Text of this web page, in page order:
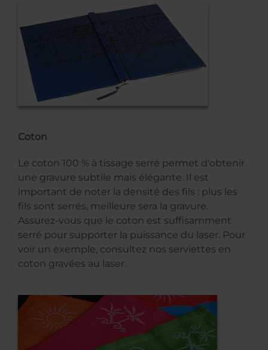
Coton
Le coton 100 % à tissage serré permet d'obtenir
une gravure subtile mais élégante. Il est
important de noter la densité des fils : plus les
fils sont serrés, meilleure sera la gravure.
Assurez-vous que le coton est suffisamment
serré pour supporter la puissance du laser. Pour
voir un exemple, consultez nos serviettes en
coton gravées au laser.